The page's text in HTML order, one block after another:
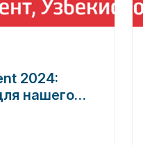
2024:
нашего